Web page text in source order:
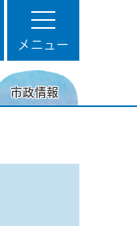
メニュー
市政情報